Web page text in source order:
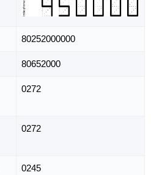
80252000000
80652000
0272
0272
0245